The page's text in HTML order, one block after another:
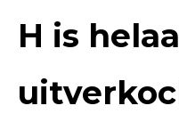
H is